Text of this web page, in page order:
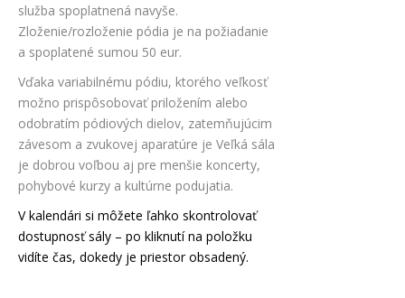
služba spoplatnená navyše.
Zloženie/rozloženie pódia je na požiadanie
a spoplatené sumou 50 eur.
Vďaka variabilnému pódiu, ktorého veľkosť
možno prispôsobovať priložením alebo
odobratím pódiových dielov, zatemňujúcim
závesom a zvukovej aparatúre je Veľká sála
je dobrou voľbou aj pre menšie koncerty,
pohybové kurzy a kultúrne podujatia.
V kalendári si môžete ľahko skontrolovať
dostupnosť sály – po kliknutí na položku
vidíte čas, dokedy je priestor obsadený.